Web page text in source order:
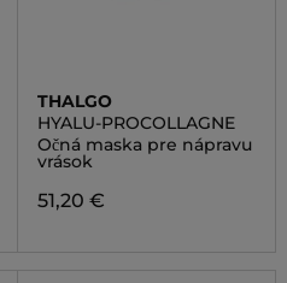
THALGO
HYALU-PROCOLLAGNE
Očná maska pre nápravu
vrások
51,20 €